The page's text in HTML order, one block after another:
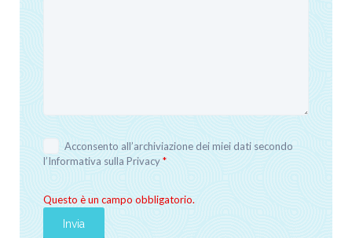
Acconsento all’archiviazione dei miei dati secondo
l’Informativa sulla Privacy*
Questo è un campo obbligatorio.